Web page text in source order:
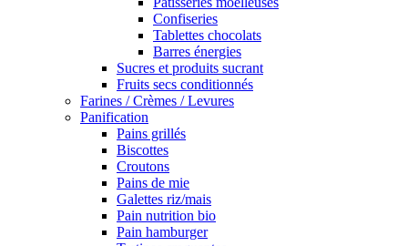
Confiseries
Tablettes chocolats
Barres énergies
Sucres et produits sucrant
Fruits secs conditionnés
Farines / Crèmes / Levures
Panification
Pains grillés
Biscottes
Croutons
Pains de mie
Galettes riz/mais
Pain nutrition bio
Pain hamburger